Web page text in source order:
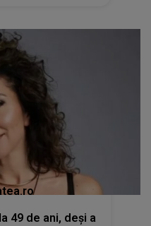
49 de ani, deși a